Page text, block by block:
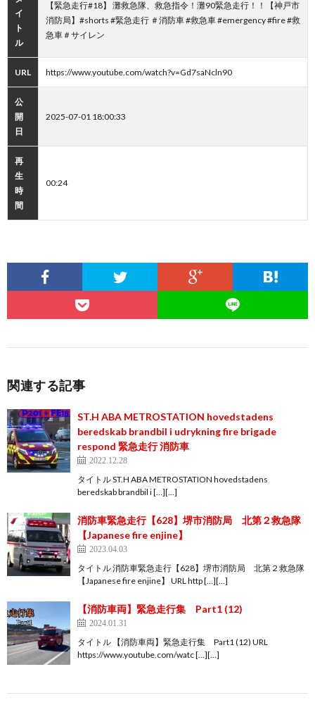
イ
ト
ル
【緊急走行#18】 灘救急隊、救急指令！灘90緊急走行！！【神戸市
消防局】#shorts #緊急走行 ＃消防車 #救急車 #emergency #fire #救
急車＃サイレン
URL https://www.youtube.com/watch?v=Gd7saNcln90
公
開
日
2025-07-01 18:00:33
再
生
時
間
00:24
関連する記事
ST.H ABA METROSTATION hovedstadens
beredskab brandbil i udrykning fire brigade
respond 緊急走行 消防車
2022.12.28
タイトル ST.H ABA METROSTATION hovedstadens
beredskab brandbil i […][…]
消防車緊急走行【628】堺市消防局 北第２救急隊
【Japanese fire enjine】
2023.04.03
タイトル 消防車緊急走行【628】堺市消防局 北第２救急隊
【Japanese fire enjine】 URL http […][…]
【消防車両】緊急走行集 Part1 (12)
2024.01.31
タイトル 【消防車両】緊急走行集 Part1 (12) URL
https://www.youtube.com/watc […][…]